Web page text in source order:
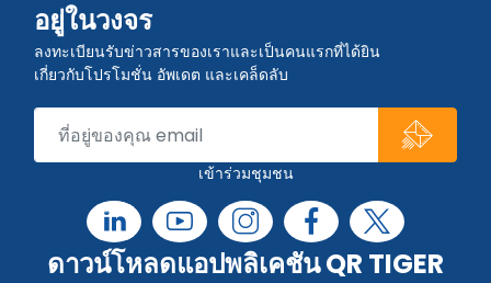
อยู่ในวงจร
ลงทะเบียนรับข่าวสารของเราและเป็นคนแรกที่ได้ยิน
เกี่ยวกับโปรโมชั่น อัพเดต และเคล็ดลับ
เข้าร่วมชุมชน
ดาวน์โหลดแอปพลิเคชัน QR TIGER